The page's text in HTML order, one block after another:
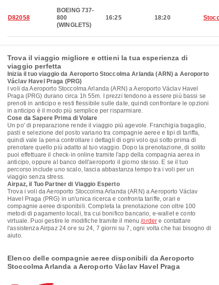
D82058
BOEING 737-
800
(WINGLETS)
16:25 18:20
Trova il viaggio migliore e ottieni la tua esperienza di
viaggio perfetta
Inizia il tuo viaggio da Aeroporto Stoccolma Arlanda (ARN) a Aeroporto
Václav Havel Praga (PRG)
I voli da Aeroporto Stoccolma Arlanda (ARN) a Aeroporto Václav Havel
Praga (PRG) durano circa 1h 55m. I prezzi tendono a essere più bassi se
prenoti in anticipo e resti flessibile sulle date, quindi confrontare le opzioni
in anticipo è il modo più semplice per risparmiare.
Cose da Sapere Prima di Volare
Un po' di preparazione rende il viaggio più agevole. Franchigia bagaglio,
pasti e selezione del posto variano tra compagnie aeree e tipi di tariffa,
quindi vale la pena controllare i dettagli di ogni volo qui sotto prima di
prenotare quello più adatto al tuo viaggio. Dopo la prenotazione, di solito
puoi effettuare il check-in online tramite l'app della compagnia aerea in
anticipo, oppure al banco dell'aeroporto il giorno stesso. E se il tuo
percorso include uno scalo, lascia abbastanza tempo tra i voli per un
viaggio senza stress.
Airpaz, il Tuo Partner di Viaggio Esperto
Trova i voli da Aeroporto Stoccolma Arlanda (ARN) a Aeroporto Václav
Havel Praga (PRG) in un'unica ricerca e confronta tariffe, orari e
compagnie aeree disponibili. Completa la prenotazione con oltre 100
metodi di pagamento locali, tra cui bonifico bancario, e-wallet e conto
virtuale. Puoi gestire le modifiche tramite il menu/order e contattare
l'assistenza Airpaz 24 ore su 24, 7 giorni su 7, ogni volta che hai bisogno di
aiuto.
Elenco delle compagnie aeree disponibili da Aeroporto
Stoccolma Arlanda a Aeroporto Václav Havel Praga